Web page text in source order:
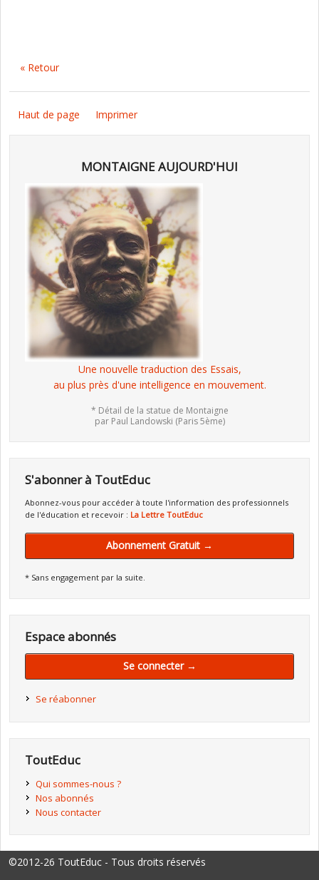
« Retour
Haut de page Imprimer
MONTAIGNE AUJOURD'HUI
Une nouvelle traduction des Essais,
au plus près d'une intelligence en mouvement.
* Détail de la statue de Montaigne
par Paul Landowski (Paris 5ème)
S'abonner à ToutEduc
Abonnez-vous pour accéder à toute l'information des professionnels
de l'éducation et recevoir : La Lettre ToutEduc
Abonnement Gratuit →
* Sans engagement par la suite.
Espace abonnés
Se connecter →
Se réabonner
ToutEduc
Qui sommes-nous ?
Nos abonnés
Nous contacter
©2012-26 ToutEduc - Tous droits réservés